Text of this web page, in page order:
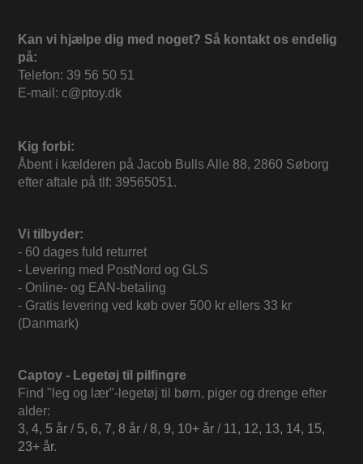
Kan vi hjælpe dig med noget? Så kontakt os endelig
på:
Telefon: 39 56 50 51
E-mail: c@ptoy.dk
Kig forbi:
Åbent i kælderen på Jacob Bulls Alle 88, 2860 Søborg
efter aftale på tlf: 39565051.
Vi tilbyder:
- 60 dages fuld returret
- Levering med PostNord og GLS
- Online- og EAN-betaling
- Gratis levering ved køb over 500 kr ellers 33 kr
(Danmark)
Captoy - Legetøj til pilfingre
Find "leg og lær"-legetøj til børn, piger og drenge efter
alder:
3, 4, 5 år / 5, 6, 7, 8 år /8, 9, 10+ år / 11, 12, 13, 14, 15,
23+ år.